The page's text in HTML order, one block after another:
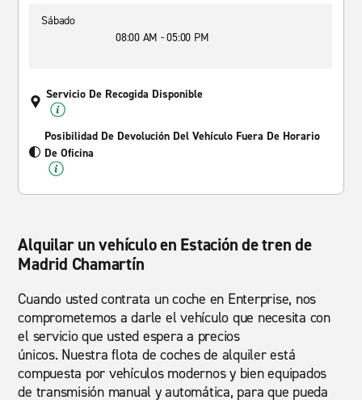
Sábado
08:00 AM - 05:00 PM
Servicio De Recogida Disponible
Posibilidad De Devolución Del Vehículo Fuera De Horario
De Oficina
Alquilar un vehículo en Estación de tren de
Madrid Chamartín
Cuando usted contrata un coche en Enterprise, nos
comprometemos a darle el vehículo que necesita con
el servicio que usted espera a precios
únicos. Nuestra flota de coches de alquiler está
compuesta por vehículos modernos y bien equipados
de transmisión manual y automática, para que pueda